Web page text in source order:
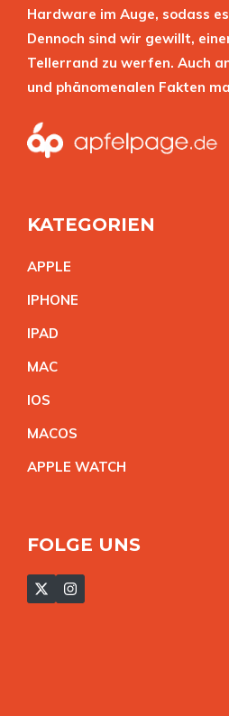
Hardware im Auge, sodass
Dennoch sind wir gewillt,
Tellerrand zu werfen. Auch
und phänomenalen Fakten
KATEGORIEN
APPLE
IPHONE
IPAD
MAC
IOS
MACOS
APPLE WATCH
FOLGE UNS